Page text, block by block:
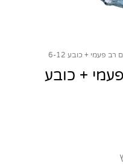
רב פעמי + כובע 6-12
+ כובע